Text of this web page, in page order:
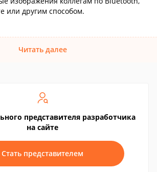
или другим способом.
Читать далее
представителя разработчика
на сайте
Стать представителем